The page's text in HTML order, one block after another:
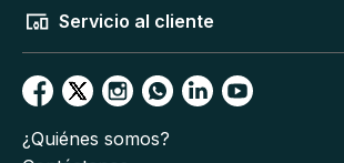
Servicio al cliente
¿Quiénes somos?